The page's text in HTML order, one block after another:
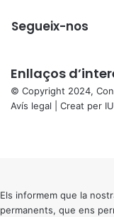
Segueix-nos
Enllaços
© Copyright 2024,
Avís legal | Creat per
button
Els informem que la
permanents, que ens